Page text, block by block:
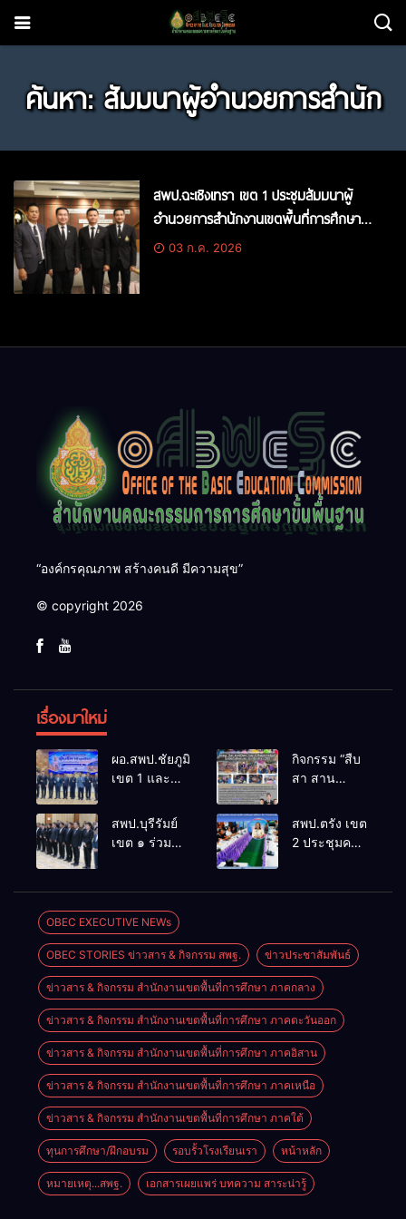
ค้นหา: สัมมนาผู้อำนวยการสำนัก
สพป.ฉะเชิงเทรา เขต 1 ประชุมสัมมนาผู้
อำนวยการสำนักงานเขตพื้นที่การศึกษา
ทั่วประเทศ ครั้งที่ 2/2569
03 ก.ค. 2026
“องค์กรคุณภาพ สร้างคนดี มีความสุข”
© copyright 2026
เรื่องมาใหม่
ผอ.สพป.ชัยภูมิ
เขต 1 และ
ประชุม
สัมมนาทาง
นำการศึกษา
ไทยสู่อนาคต”
ประจำเขต
ตรวจราชการ
ที่ 13
กิจกรรม “สืบ
สา สาน
ล้านนาวิถี สู่
โลกแห่งการ
เรียนรู้”
สันพระเนตร
สพป.บุรีรัมย์
เขต ๑ ร่วม
นำการศึกษา
ไทยสู่อนาคต”
เขตตรวจ
ราชการที่ ๑๓
สพป.ตรัง เขต
2 ประชุมคณะ
2569
OBEC EXECUTIVE NEWs
OBEC STORIES ข่าวสาร & กิจกรรม สพฐ. ข่าวประชาสัมพันธ์
ข่าวสาร & กิจกรรม สำนักงานเขตพื้นที่การศึกษา ภาคกลาง
ข่าวสาร & กิจกรรม สำนักงานเขตพื้นที่การศึกษา ภาคตะวันออก
ข่าวสาร & กิจกรรม สำนักงานเขตพื้นที่การศึกษา ภาคอิสาน
ข่าวสาร & กิจกรรม สำนักงานเขตพื้นที่การศึกษา ภาคเหนือ
ข่าวสาร & กิจกรรม สำนักงานเขตพื้นที่การศึกษา ภาคใต้
ทุนการศึกษา/ฝึกอบรม รอบรั้วโรงเรียนเรา หน้าหลัก
หมายเหตุ...สพฐ. เอกสารเผยแพร่ บทความ สาระน่ารู้